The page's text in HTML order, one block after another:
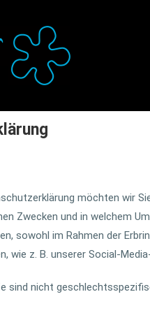
möchten wir
Zwecken und in welchem
sowohl im Rahmen der
wie z. B. unserer Social-
sind nicht